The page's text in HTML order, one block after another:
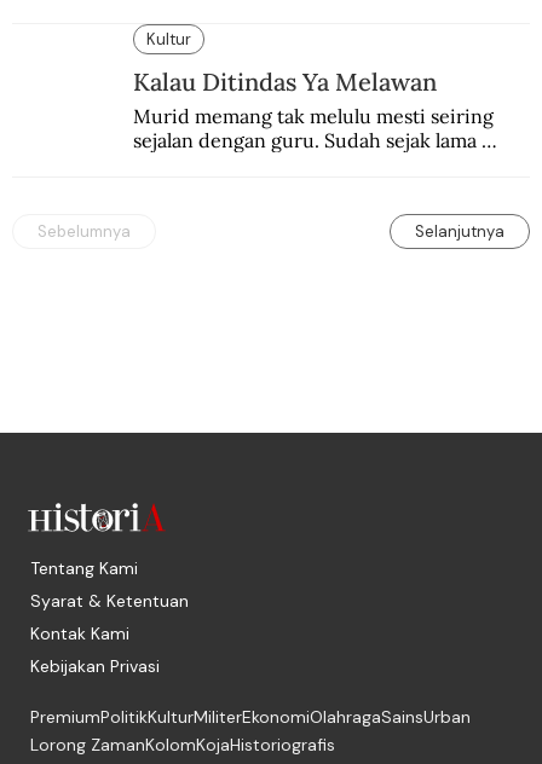
Kultur
Kalau Ditindas Ya Melawan
Murid memang tak melulu mesti seiring
sejalan dengan guru. Sudah sejak lama
Sebelumnya Selanjutnya
Tentang Kami
Syarat & Ketentuan
Kontak Kami
Kebijakan Privasi
PremiumPolitikKulturMiliterEkonomiOlahragaSainsUrban
Lorong ZamanKolomKojaHistoriografis